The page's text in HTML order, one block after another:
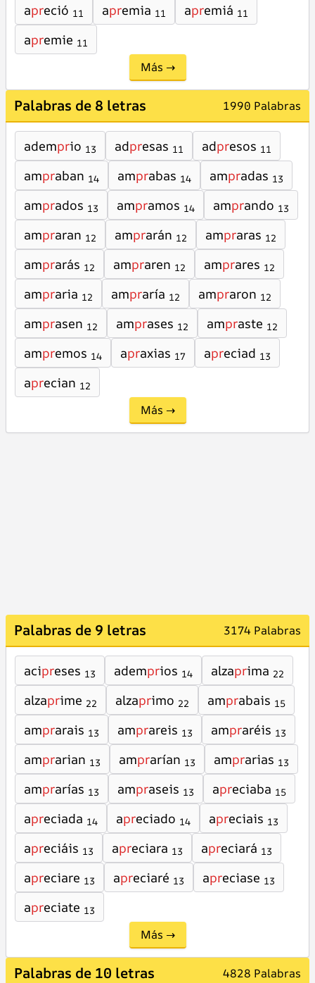
apreció 11 apremia 11 apremiá 11
apremie 11
Más →
Palabras de 8 letras 1990 Palabras
ademprio 13 adpresas 11 adpresos 11
ampraban 14 amprabas 14 ampradas 13
amprados 13 ampramos 14 amprando 13
ampraran 12 amprarán 12 ampraras 12
amprarás 12 ampraren 12 amprares 12
ampraria 12 ampraría 12 ampraron 12
amprasen 12 amprases 12 ampraste 12
ampremos 14 apraxias 17 apreciad 13
aprecian 12
Más →
Palabras de 9 letras 3174 Palabras
acipreses 13 ademprios 14 alzaprima 22
alzaprime 22 alzaprimo 22 amprabais 15
amprarais 13 amprareis 13 ampraréis 13
amprarian 13 amprarían 13 amprarias 13
amprarías 13 ampraseis 13 apreciaba 15
apreciada 14 apreciado 14 apreciais 13
apreciáis 13 apreciara 13 apreciará 13
apreciare 13 apreciaré 13 apreciase 13
apreciate 13
Más →
Palabras de 10 letras 4828 Palabras